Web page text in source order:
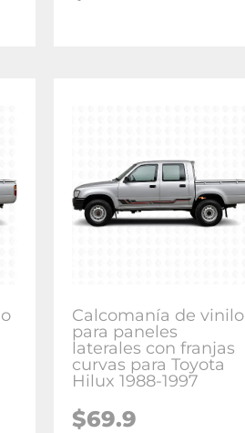
Calcomanía de vinilo
para paneles
laterales con franjas
curvas para Toyota
Hilux 1988-1997
$69.9